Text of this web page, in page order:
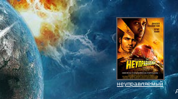
неуправляемый